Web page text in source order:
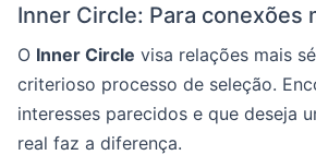
Inner Circle: Para conexões
O Inner Circle visa relações mais
criterioso processo de seleção.
interesses parecidos e que deseja
real faz a diferença.